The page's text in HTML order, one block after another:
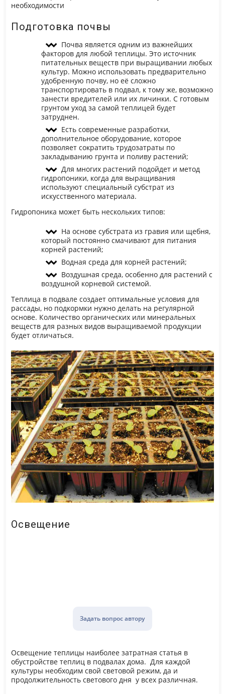
необходимости
Подготовка почвы
Почва является одним из важнейших
факторов для любой теплицы. Это источник
питательных веществ при выращивании любых
культур. Можно использовать предварительно
удобренную почву, но её сложно
транспортировать в подвал, к тому же, возможно
занести вредителей или их личинки. С готовым
грунтом уход за самой теплицей будет
затруднен.
Есть современные разработки,
дополнительное оборудование, которое
позволяет сократить трудозатраты по
закладыванию грунта и поливу растений;
Для многих растений подойдет и метод
гидропоники, когда для выращивания
используют специальный субстрат из
искусственного материала.
Гидропоника может быть нескольких типов:
На основе субстрата из гравия или щебня,
который постоянно смачивают для питания
корней растений;
Водная среда для корней растений;
Воздушная среда, особенно для растений с
воздушной корневой системой.
Теплица в подвале создает оптимальные условия для
рассады, но подкормки нужно делать на регулярной
основе. Количество органических или минеральных
веществ для разных видов выращиваемой продукции
будет отличаться.
Освещение
Задать вопрос автору
Освещение теплицы наиболее затратная статья в
обустройстве теплиц в подвалах дома. Для каждой
культуры необходим свой световой режим, да и
продолжительность светового дня у всех различная.